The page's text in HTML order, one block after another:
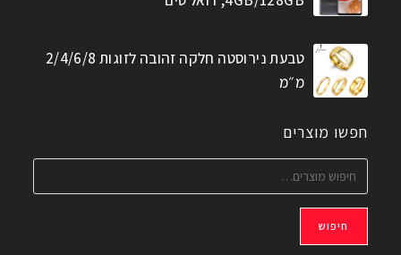
טבעת נירוסטה חלקה זהובה לזוגות 2/4/6/8
מ״מ
חפשו מוצרים
חיפוש